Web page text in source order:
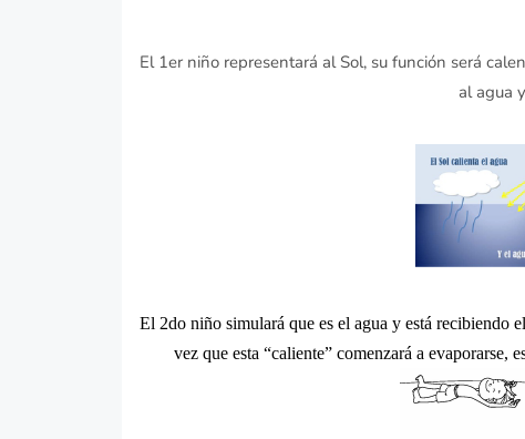
El 1er niño representará al Sol, su función será
al agua
El 2do niño simulará que es el agua y está recibiendo
vez que esta “caliente” comenzará a evaporarse,